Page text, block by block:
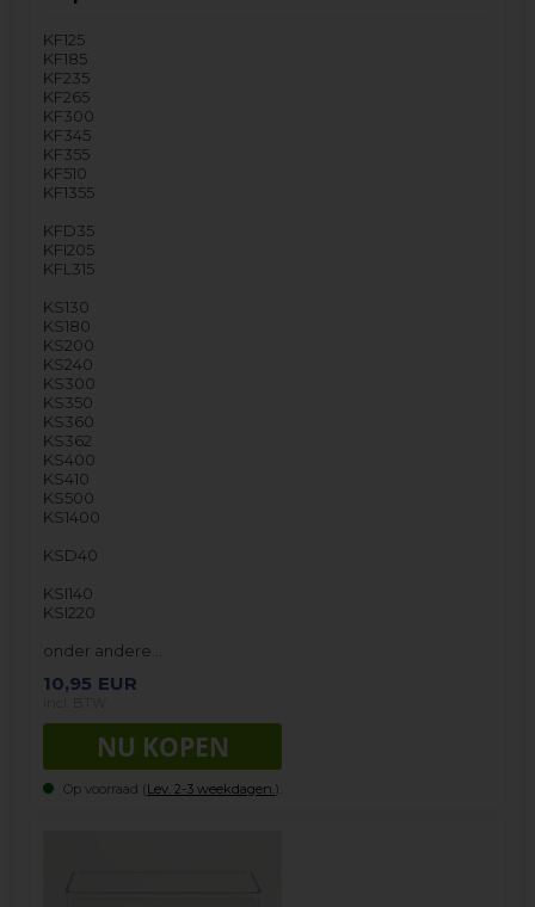
KF125
KF185
KF235
KF265
KF300
KF345
KF355
KF510
KF1355
KFD35
KFI205
KFL315
KS130
KS180
KS200
KS240
KS300
KS350
KS360
KS362
KS400
KS410
KS500
KS1400
KSD40
KSI140
KSI220
onder andere…
10,95 EUR
Op voorraad (Lev. 2-3 weekdagen. ).